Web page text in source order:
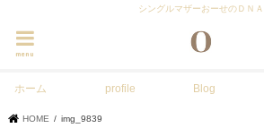
シングルマザーおーせのＤＮＡ
menu
ホーム profile Blog
HOME img_9839